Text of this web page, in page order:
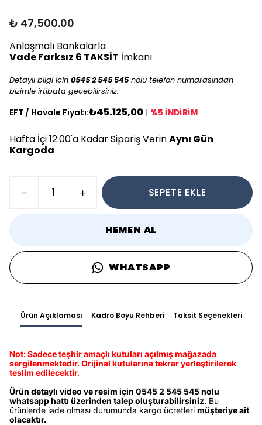
₺ 47,500.00
Anlaşmalı Bankalarla
Vade Farksız 6 TAKSİT İmkanı
Detaylı bilgi için 0545 2 545 545nolu telefon numarasından
bizimle irtibata geçebilirsiniz.
EFT / Havale Fiyatı:₺45.125,00 | %5 İNDİRİM
Hafta İçi 12:00'a Kadar Sipariş VerinAynı Gün
Kargoda
SEPETE EKLE
HEMEN AL
WHATSAPP
Ürün Açıklaması Kadro Boyu Rehberi Taksit Seçenekleri
Not: Sadece teşhir amaçlı kutuları açılmış mağazada
sergilenmektedir.Orijinal kutularına tekrar yerleştirilerek
teslim edilecektir.
Ürün detaylı video ve resim için 0545 2 545 545 nolu
whatsapp hattı üzerinden talep oluşturabilirsiniz. Bu
ürünlerde iade olması durumunda kargo ücretleri müşteriye ait
olacaktır.